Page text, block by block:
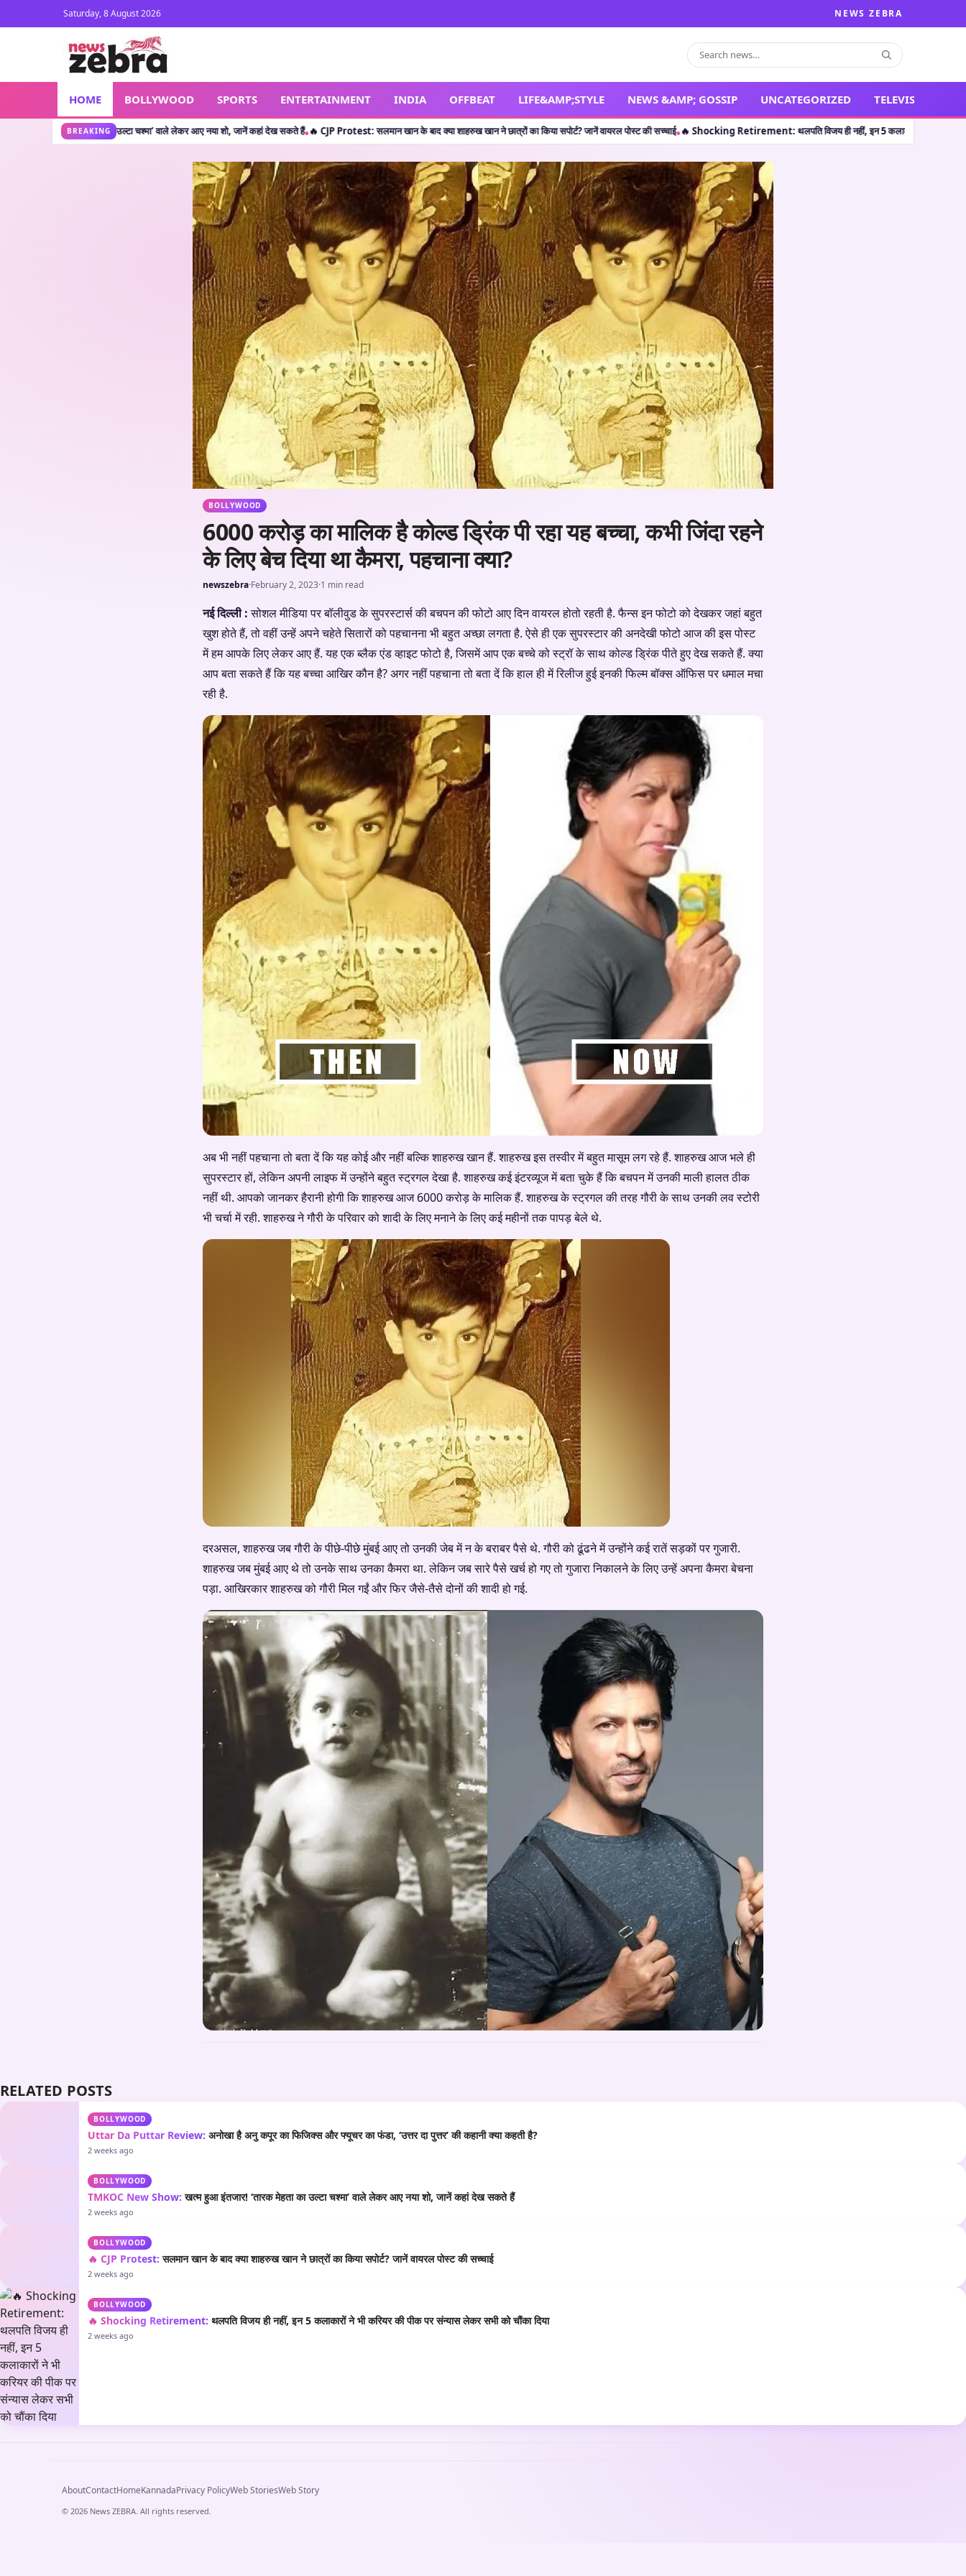
Saturday, 8 August 2026 NEWS ZEBRA
HOME BOLLYWOOD SPORTS ENTERTAINMENT INDIA OFFBEAT LIFE&AMP;STYLE NEWS &AMP; GOSSIP UNCATEGORIZED TELEVISION
BREAKING
वाले लेकर आए नया शो, जानें कहां देख सकते हैं•🔥 CJP Protest: सलमान खान के बाद क्या शाहरुख खान ने छात्रों का किया सपोर्ट? जानें वायरल पोस्ट की सच्चाई•🔥 Shocking Retirement: थलपति विजय ही नहीं, इन 5 कलाकारों ने भी करियर की पीक पर संन्यास लेकर सभी को चौंका
BOLLYWOOD
6000 करोड़ का मालिक है कोल्ड ड्रिंक पी रहा यह बच्चा, कभी जिंदा रहने
के लिए बेच दिया था कैमरा, पहचाना क्या?
newszebra·February 2, 2023·1 min read
नई दिल्ली :सोशल मीडिया पर बॉलीवुड के सुपरस्टार्स की बचपन की फोटो आए दिन वायरल होतो रहती है. फैन्स इन फोटो को देखकर जहां बहुत
खुश होते हैं, तो वहीं उन्हें अपने चहेते सितारों को पहचानना भी बहुत अच्छा लगता है. ऐसे ही एक सुपरस्टार की अनदेखी फोटो आज की इस पोस्ट
में हम आपके लिए लेकर आए हैं. यह एक ब्लैक एंड व्हाइट फोटो है, जिसमें आप एक बच्चे को स्ट्रॉ के साथ कोल्ड ड्रिंक पीते हुए देख सकते हैं. क्या
आप बता सकते हैं कि यह बच्चा आखिर कौन है? अगर नहीं पहचाना तो बता दें कि हाल ही में रिलीज हुई इनकी फिल्म बॉक्स ऑफिस पर धमाल मचा
रही है.
अब भी नहीं पहचाना तो बता दें कि यह कोई और नहीं बल्कि शाहरुख खान हैं. शाहरुख इस तस्वीर में बहुत मासूम लग रहे हैं. शाहरुख आज भले ही
सुपरस्टार हों, लेकिन अपनी लाइफ में उन्होंने बहुत स्ट्रगल देखा है. शाहरुख कई इंटरव्यूज में बता चुके हैं कि बचपन में उनकी माली हालत ठीक
नहीं थी. आपको जानकर हैरानी होगी कि शाहरुख आज 6000 करोड़ के मालिक हैं. शाहरुख के स्ट्रगल की तरह गौरी के साथ उनकी लव स्टोरी
भी चर्चा में रही. शाहरुख ने गौरी के परिवार को शादी के लिए मनाने के लिए कई महीनों तक पापड़ बेले थे.
दरअसल, शाहरुख जब गौरी के पीछे-पीछे मुंबई आए तो उनकी जेब में न के बराबर पैसे थे. गौरी को ढूंढने में उन्होंने कई रातें सड़कों पर गुजारी.
शाहरुख जब मुंबई आए थे तो उनके साथ उनका कैमरा था. लेकिन जब सारे पैसे खर्च हो गए तो गुजारा निकालने के लिए उन्हें अपना कैमरा बेचना
पड़ा. आखिरकार शाहरुख को गौरी मिल गईं और फिर जैसे-तैसे दोनों की शादी हो गई.
RELATED POSTS
BOLLYWOOD
Uttar Da Puttar Review: अनोखा है अनु कपूर का फिजिक्स और फ्यूचर का फंडा, ‘उत्तर दा पुत्तर’ की कहानी क्या कहती है?
2 weeks ago
BOLLYWOOD
TMKOC New Show: खत्म हुआ इंतजार! ‘तारक मेहता का उल्टा चश्मा’ वाले लेकर आए नया शो, जानें कहां देख सकते हैं
2 weeks ago
BOLLYWOOD
🔥 CJP Protest: सलमान खान के बाद क्या शाहरुख खान ने छात्रों का किया सपोर्ट? जानें वायरल पोस्ट की सच्चाई
2 weeks ago
BOLLYWOOD
🔥 Shocking Retirement: थलपति विजय ही नहीं, इन 5 कलाकारों ने भी करियर की पीक पर संन्यास लेकर सभी को चौंका दिया
2 weeks ago
AboutContactHomeKannadaPrivacy PolicyWeb StoriesWeb Story
© 2026 News ZEBRA. All rights reserved.